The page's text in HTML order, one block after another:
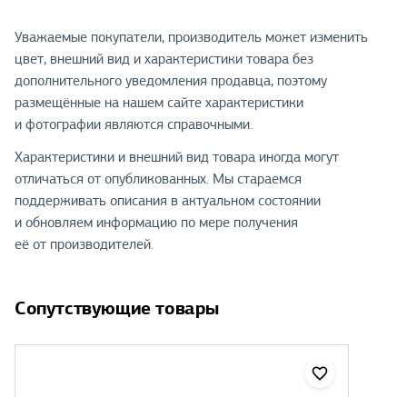
Уважаемые покупатели, производитель может изменить
цвет, внешний вид и характеристики товара без
дополнительного уведомления продавца, поэтому
размещённые на нашем сайте характеристики
и фотографии являются справочными.
Характеристики и внешний вид товара иногда могут
отличаться от опубликованных. Мы стараемся
поддерживать описания в актуальном состоянии
и обновляем информацию по мере получения
её от производителей.
Сопутствующие товары